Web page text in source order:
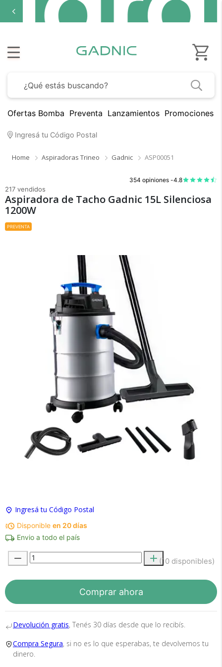
Ofertas Bomba Preventa Lanzamientos Promociones
Ingresá tu Código Postal
Home Aspiradoras Trineo Gadnic ASP00051
354 opiniones -4.8
217 vendidos
Aspiradora de Tacho Gadnic 15L Silenciosa
1200W
PREVENTA
Ingresá tu Código Postal
Disponible en 20 días
Envio a todo el país
(10 disponibles)
Comprar ahora
Devolución gratis, Tenés 30 días desde que lo recibís.
Compra Segura, si no es lo que esperabas, te devolvemos tu
dinero.
×
Recibí el producto que esperabas o
te devolvemos tu dinero.
que esperabas o te devolvemos el 100% de tu